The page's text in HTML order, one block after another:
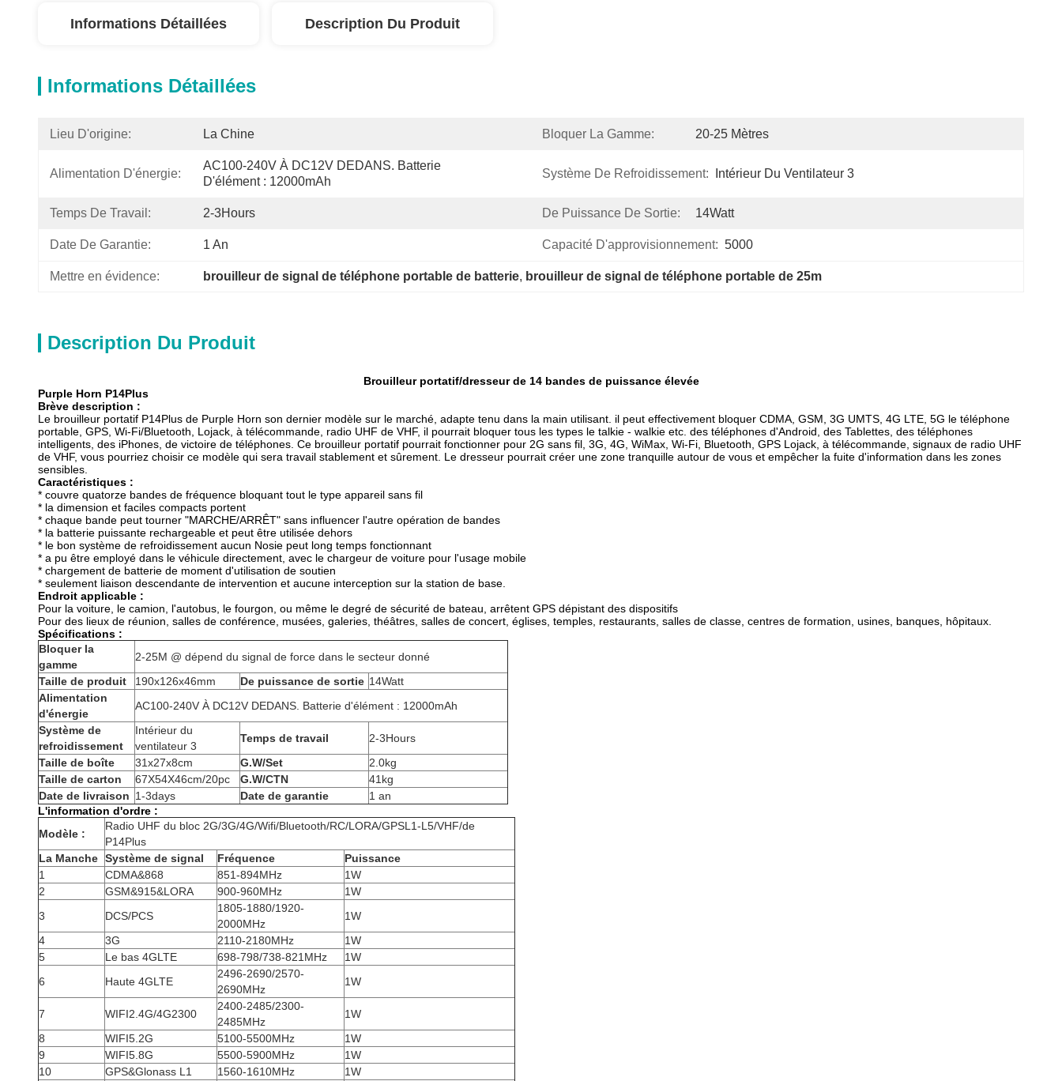
Informations Détaillées Description Du Produit
Informations Détaillées
Lieu D'origine: La Chine Bloquer La Gamme: 20-25 Mètres
Alimentation D'énergie:
AC100-240V À DC12V DEDANS. Batterie
D'élément : 12000mAh
Système De Refroidissement: Intérieur Du Ventilateur 3
Temps De Travail: 2-3Hours De Puissance De Sortie: 14Watt
Date De Garantie: 1 An Capacité D'approvisionnement: 5000
Mettre en évidence: brouilleur de signal de téléphone portable de batterie, brouilleur de signal de téléphone portable de 25m
Description Du Produit
Brouilleur portatif/dresseur de 14 bandes de puissance élevée
Purple Horn P14Plus
Brève description :
Le brouilleur portatif P14Plus de Purple Horn son dernier modèle sur le marché, adapte tenu dans la main utilisant. il peut effectivement bloquer CDMA, GSM, 3G UMTS, 4G LTE, 5G le téléphone
portable, GPS, Wi-Fi/Bluetooth, Lojack, à télécommande, radio UHF de VHF, il pourrait bloquer tous les types le talkie - walkie etc. des téléphones d'Android, des Tablettes, des téléphones
intelligents, des iPhones, de victoire de téléphones. Ce brouilleur portatif pourrait fonctionner pour 2G sans fil, 3G, 4G, WiMax, Wi-Fi, Bluetooth, GPS Lojack, à télécommande, signaux de radio UHF
de VHF, vous pourriez choisir ce modèle qui sera travail stablement et sûrement. Le dresseur pourrait créer une zone tranquille autour de vous et empêcher la fuite d'information dans les zones
sensibles.
Caractéristiques :
* couvre quatorze bandes de fréquence bloquant tout le type appareil sans fil
* la dimension et faciles compacts portent
* chaque bande peut tourner "MARCHE/ARRÊT" sans influencer l'autre opération de bandes
* la batterie puissante rechargeable et peut être utilisée dehors
* le bon système de refroidissement aucun Nosie peut long temps fonctionnant
* a pu être employé dans le véhicule directement, avec le chargeur de voiture pour l'usage mobile
* chargement de batterie de moment d'utilisation de soutien
* seulement liaison descendante de intervention et aucune interception sur la station de base.
Endroit applicable :
Pour la voiture, le camion, l'autobus, le fourgon, ou même le degré de sécurité de bateau, arrêtent GPS dépistant des dispositifs
Pour des lieux de réunion, salles de conférence, musées, galeries, théâtres, salles de concert, églises, temples, restaurants, salles de classe, centres de formation, usines, banques, hôpitaux.
Spécifications :
Bloquer la
gamme
2-25M @ dépend du signal de force dans le secteur donné
Taille de produit
190x126x46mm De puissance de sortie 14Watt
Alimentation
d'énergie
AC100-240V À DC12V DEDANS. Batterie d'élément : 12000mAh
Système de
refroidissement
Intérieur du
ventilateur 3
Temps de travail
2-3Hours
Taille de boîte
31x27x8cm G.W/Set
2.0kg
Taille de carton
67X54X46cm/20pc G.W/CTN
41kg
Date de livraison 1-3days Date de garantie
1 an
L'information d'ordre :
Modèle :
Radio UHF du bloc 2G/3G/4G/Wifi/Bluetooth/RC/LORA/GPSL1-L5/VHF/de
P14Plus
La Manche Système de signal Fréquence
Puissance
1
CDMA&868 851-894MHz
1W
2
GSM&915&LORA 900-960MHz
1W
3
DCS/PCS
1805-1880/1920-
2000MHz
1W
4
3G 2110-2180MHz
1W
5
Le bas 4GLTE 698-798/738-821MHz
1W
6
Haute 4GLTE
2496-2690/2570-
2690MHz
1W
7 WIFI2.4G/4G2300
2400-2485/2300-
2485MHz
1W
8
WIFI5.2G 5100-5500MHz
1W
9
WIFI5.8G 5500-5900MHz
1W
10
GPS&Glonass L1 1560-1610MHz
1W